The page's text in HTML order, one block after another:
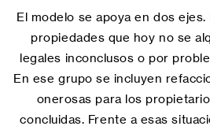
El modelo se apoya en dos
propiedades que hoy no se
legales inconclusos o por
En ese grupo se incluyen
onerosas para los
concluidas. Frente a esas